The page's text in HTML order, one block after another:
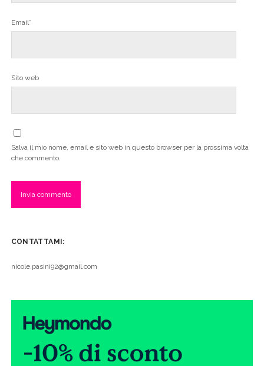
Email*
Sito web
Salva il mio nome, email e sito web in questo browser per la prossima volta
che commento.
CONTATTAMI:
nicole.pasini92@gmail.com